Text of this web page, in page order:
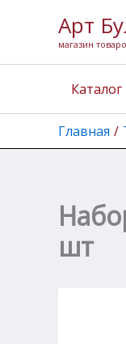
содержимому
Арт
магазин
Главная
шт